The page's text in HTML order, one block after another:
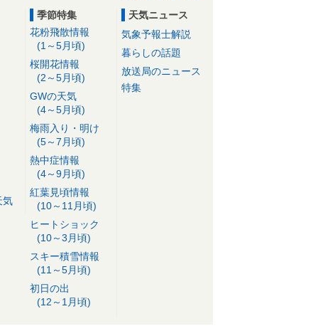
気
季節特集
花粉飛散情報
(1～5月頃)
桜開花情報
(2～5月頃)
GWの天気
(4～5月頃)
梅雨入り・明け
(5～7月頃)
熱中症情報
(4～9月頃)
紅葉見頃情報
(10～11月頃)
ヒートショック
(10～3月頃)
スキー積雪情報
(11～5月頃)
初日の出
(12～1月頃)
天気ニュース
気象予報士解説
暮らしの話題
放送局のニュース
特集